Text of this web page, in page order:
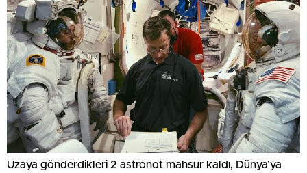
Uzaya gönderdikleri 2 astronot mahsur kaldı, Dünya’ya